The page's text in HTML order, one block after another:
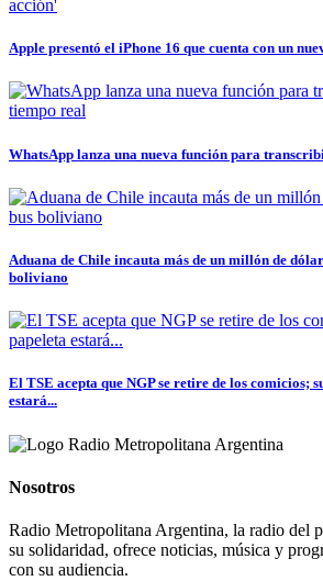
Apple presentó el iPhone 16 que cuenta con un
WhatsApp lanza una nueva función para
Aduana de Chile incauta más de un millón de
boliviano
El TSE acepta que NGP se retire de los comicios;
estará...
Nosotros
Radio Metropolitana Argentina, la radio del
su solidaridad, ofrece noticias, música y
con su audiencia.